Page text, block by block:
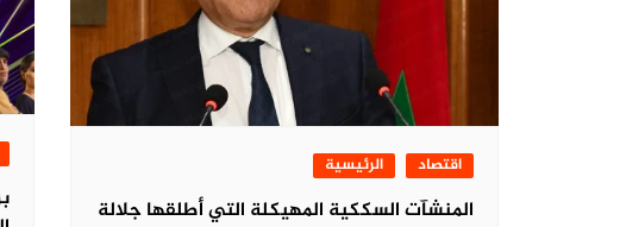
اقتصاد الرئيسية
المنشآت السككية المهيكلة التي أطلقها جلالة